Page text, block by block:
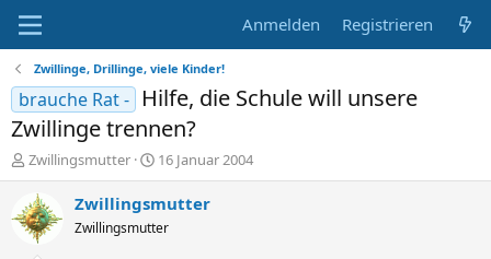
Anmelden Registrieren
Zwillinge, Drillinge, viele Kinder!
brauche Rat -
Hilfe, die Schule will unsere
Zwillinge trennen?
E
r
s
t
e
Zwillingsmutter
E
r
s
e
16 Januar 2004
Zwillingsmutter
Zwillingsmutter